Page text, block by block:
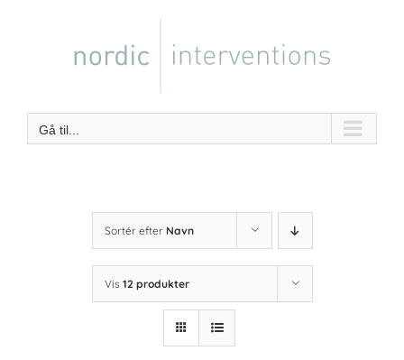
Gå til...
Sortér efter Navn
Vis 12 produkter